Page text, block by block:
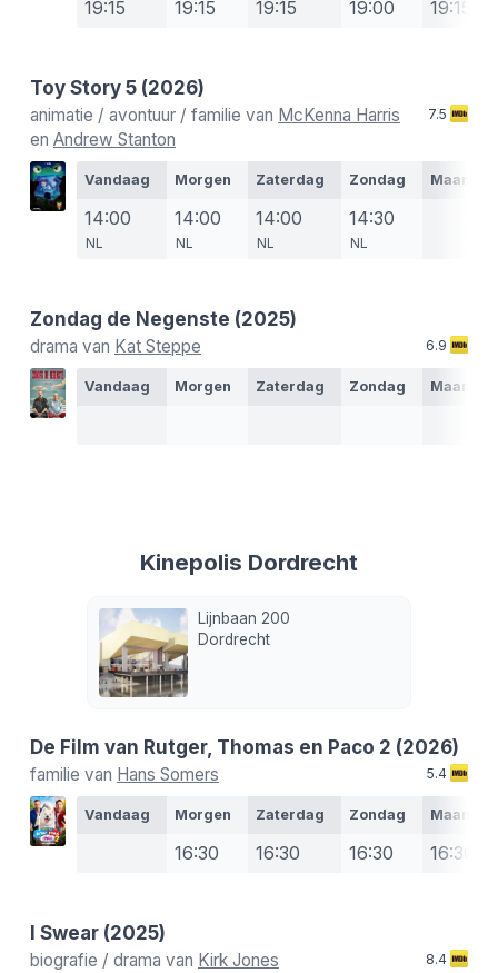
19:15
19:15
19:15
19:00
19:15
Toy Story 5 (2026)
animatie / avontuur / familie van McKenna Harris
en Andrew Stanton
7.5
Vandaag Morgen Zaterdag Zondag Maandag
14:00
NL
14:00
NL
14:00
NL
14:30
NL
Zondag de Negenste (2025)
drama van Kat Steppe 6.9
Vandaag Morgen Zaterdag Zondag Maandag
Kinepolis Dordrecht
Lijnbaan 200
Dordrecht
De Film van Rutger, Thomas en Paco 2 (2026)
familie van Hans Somers 5.4
Vandaag Morgen Zaterdag Zondag Maandag
16:30 16:30 16:30 16:30
I Swear (2025)
biografie / drama van Kirk Jones 8.4